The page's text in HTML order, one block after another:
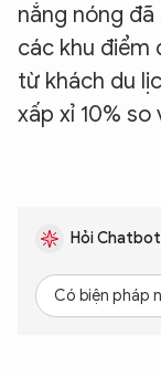
nắng nóng
các khu điểm
từ khách du
xấp xỉ 10%
Hỏi
Có biện pháp